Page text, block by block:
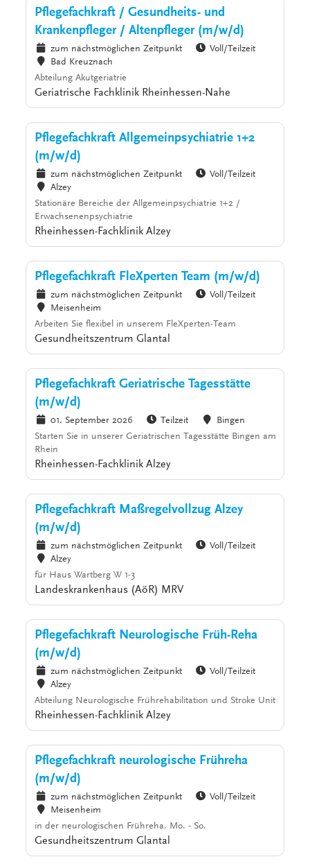
Pflegefachkraft / Gesundheits- und
Krankenpfleger / Altenpfleger (m/w/d)
zum nächstmöglichen Zeitpunkt
Voll/Teilzeit
Bad Kreuznach
Abteilung Akutgeriatrie
Geriatrische Fachklinik Rheinhessen-Nahe
Pflegefachkraft Allgemeinpsychiatrie 1+2
(m/w/d)
zum nächstmöglichen Zeitpunkt
Voll/Teilzeit
Alzey
Stationäre Bereiche der Allgemeinpsychiatrie 1+2 /
Erwachsenenpsychiatrie
Rheinhessen-Fachklinik Alzey
Pflegefachkraft FleXperten Team (m/w/d)
zum nächstmöglichen Zeitpunkt
Voll/Teilzeit
Meisenheim
Arbeiten Sie flexibel in unserem FleXperten-Team
Gesundheitszentrum Glantal
Pflegefachkraft Geriatrische Tagesstätte
(m/w/d)
01. September 2026 Teilzeit
Bingen
Starten Sie in unserer Geriatrischen Tagesstätte Bingen am
Rhein
Rheinhessen-Fachklinik Alzey
Pflegefachkraft Maßregelvollzug Alzey
(m/w/d)
zum nächstmöglichen Zeitpunkt
Voll/Teilzeit
Alzey
für Haus Wartberg W 1-3
Landeskrankenhaus (AöR) MRV
Pflegefachkraft Neurologische Früh-Reha
(m/w/d)
zum nächstmöglichen Zeitpunkt
Voll/Teilzeit
Alzey
Abteilung Neurologische Frührehabilitation und Stroke Unit
Rheinhessen-Fachklinik Alzey
Pflegefachkraft neurologische Frühreha
(m/w/d)
zum nächstmöglichen Zeitpunkt
Voll/Teilzeit
Meisenheim
in der neurologischen Frühreha. Mo. - So.
Gesundheitszentrum Glantal